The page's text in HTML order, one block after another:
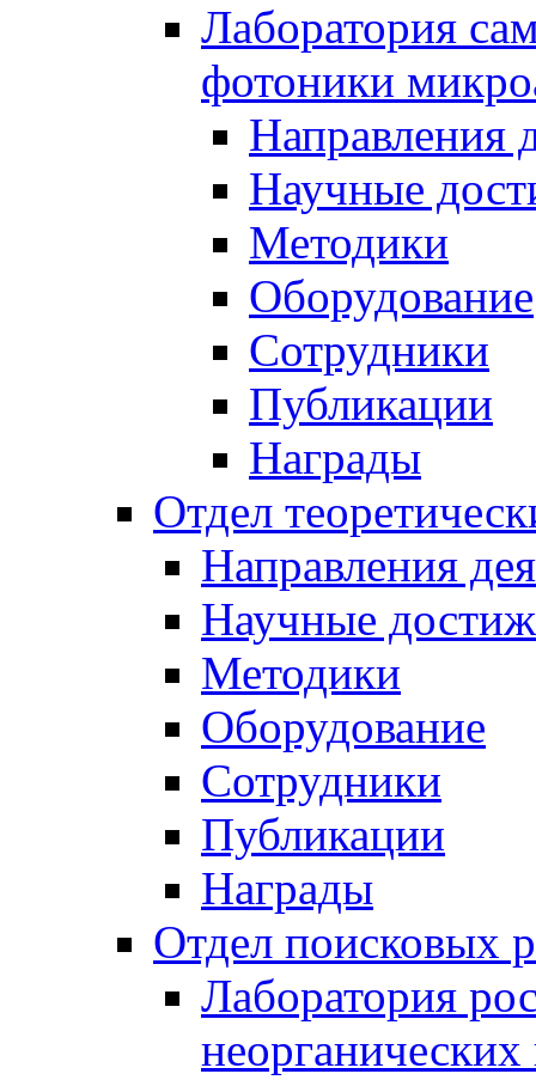
Лаборатория
фотоники
Направления
Научные
Методики
Оборудование
Сотрудники
Публикации
Награды
Отдел
Направления
Научные
Методики
Оборудование
Сотрудники
Публикации
Награды
Отдел поисковых
Лаборатория